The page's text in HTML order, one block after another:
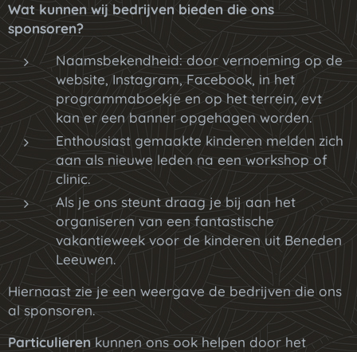
Wat kunnen wij bedrijven bieden die ons
sponsoren?
Naamsbekendheid: door vernoeming op de
website, Instagram, Facebook, in het
programmaboekje en op het terrein, evt
kan er een banner opgehagen worden.
Enthousiast gemaakte kinderen melden zich
aan als nieuwe leden na een workshop of
clinic.
Als je ons steunt draag je bij aan het
organiseren van een fantastische
vakantieweek voor de kinderen uit Beneden
Leeuwen.
Hiernaast zie je een weergave de bedrijven die ons
al sponsoren.
Particulieren kunnen ons ook helpen door het